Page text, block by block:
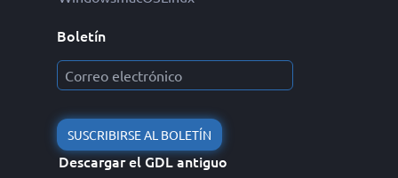
Boletín
SUSCRIBIRSE AL BOLETÍN
Descargar el GDL antiguo